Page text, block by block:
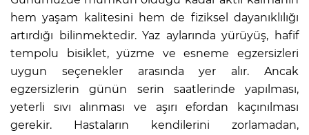
hem yaşam kalitesini hem de fiziksel dayanıklılığı
artırdığı bilinmektedir. Yaz aylarında yürüyüş, hafif
tempolu bisiklet, yüzme ve esneme egzersizleri
uygun seçenekler arasında yer alır. Ancak
egzersizlerin günün serin saatlerinde yapılması,
yeterli sıvı alınması ve aşırı efordan kaçınılması
gerekir. Hastaların kendilerini zorlamadan,